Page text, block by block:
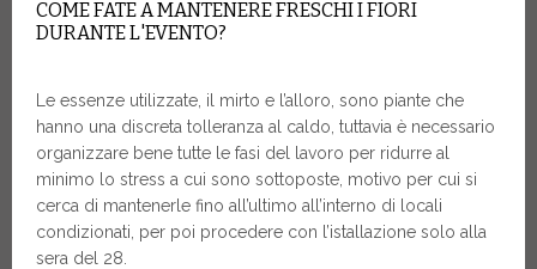
COME FATE A MANTENERE FRESCHI I FIORI
DURANTE L'EVENTO?
Le essenze utilizzate, il mirto e l’alloro, sono piante che
hanno una discreta tolleranza al caldo, tuttavia è necessario
organizzare bene tutte le fasi del lavoro per ridurre al
minimo lo stress a cui sono sottoposte, motivo per cui si
cerca di mantenerle fino all’ultimo all’interno di locali
condizionati, per poi procedere con l’istallazione solo alla
sera del 28.